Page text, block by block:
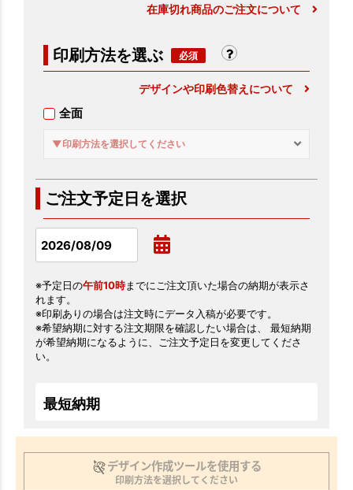
在庫切れ商品のご注文について
印刷方法を選ぶ
デザインや印刷色替えについて
全面
▼印刷方法を選択してください
ご注文予定日を選択
※予定日の午前10時までにご注文頂いた場合の納期が表示さ
れます。
※印刷ありの場合は注文時にデータ入稿が必要です。
※希望納期に対する注文期限を確認したい場合は、 最短納期
が希望納期になるように、ご注文予定日を変更してくださ
い。
最短納期
デザイン作成ツールを使用する
印刷方法を選択してください